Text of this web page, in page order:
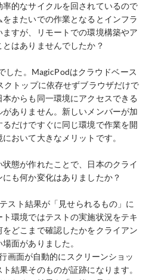
的なサイクルを回されているので
またいでの作業となるとインフラ
すが、リモートでの環境構築やア
はありませんでしたか？
した。MagicPodはクラウドベース
トップに依存せずブラウザだけで
からも同一環境にアクセスできる
ありません。新しいメンバーが加
だけですぐに同じ環境で作業を開
おいて大きなメリットです。
態が作れたことで、日本のクライ
も何か変化はありましたか？
スト結果が「見せられるもの」に
環境ではテストの実施状況をテキ
どこまで確認したかをクライアン
面がありました。
画面が自動的にスクリーンショッ
結果そのものが証跡になります。